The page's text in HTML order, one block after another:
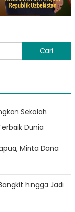
Sekolah
Dunia
Minta Dana
hingga Jadi